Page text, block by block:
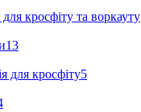
кросфіту та воркауту
13
для кросфіту5